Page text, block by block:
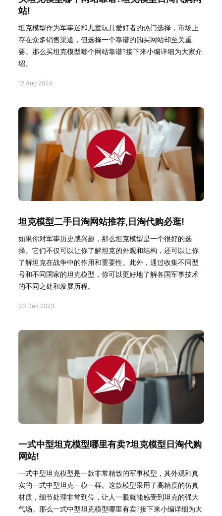
站!
坦克模型作为军事迷和儿童玩具爱好者的热门选择，市场上
存在众多销售渠道，但选择一个靠谱的购买网站却至关重
要。那么买坦克模型哪个网站靠谱?接下来小编详细为大家介
绍。
12 Aug 2024
坦克模型二手日淘网站推荐,日淘代购必逛!
如果你对军事历史感兴趣，那么坦克模型是一个很好的选
择。它们不仅可以让你了解坦克的外观和结构，还可以让你
了解坦克在战争中的作用和重要性。此外，通过收集不同型
号和不同国家的坦克模型，你可以更好地了解各国军事技术
的不同之处和发展历程。
30 Dec 2023
一式中型坦克模型哪里有卖?坦克模型日淘代购
网站!
一式中型坦克模型是一款非常精致的军事模型，其外观和真
实的一式中型坦克一模一样。这款模型采用了高精度的仿真
材质，细节处理非常到位，让人一眼就能感受到坦克的强大
气场。那么一式中型坦克模型哪里有卖?接下来小编详细为大